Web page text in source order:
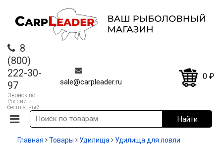
8
(800)
222-30-
97
Звонок по
России —
бесплатный
sale@carpleader.ru
0 ₽
Главная Товары Удилища
Удилища для ловли